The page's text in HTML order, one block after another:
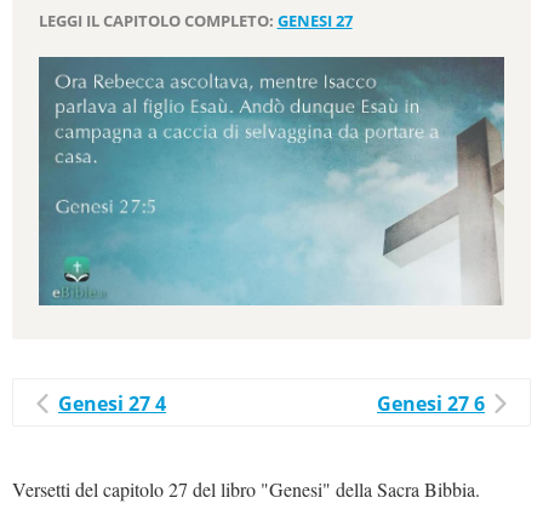
LEGGI IL CAPITOLO COMPLETO: GENESI 27
Genesi 27 4 Genesi 27 6
Versetti del capitolo 27 del libro "Genesi" della Sacra Bibbia.